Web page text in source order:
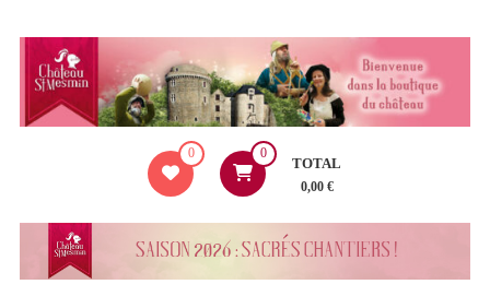
contenu
de
Mesmin
0 0
TOTAL
0,00 €